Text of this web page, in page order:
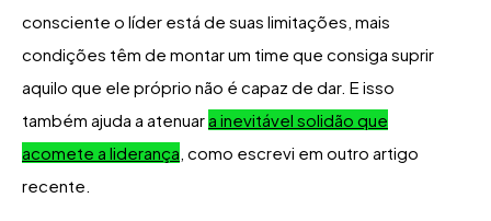
consciente o líder está de suas limitações, mais
condições têm de montar um time que consiga suprir
aquilo que ele próprio não é capaz de dar. E isso
também ajuda a atenuara inevitável solidão que
acomete a liderança, como escrevi em outro artigo
recente.